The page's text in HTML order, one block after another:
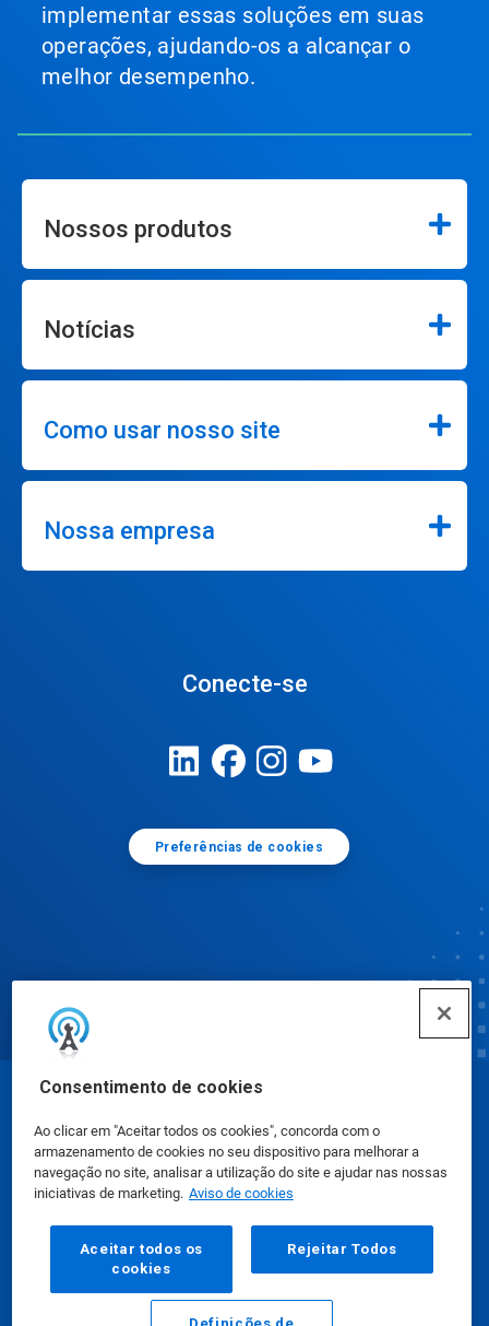
Consentimento de cookies
Ao clicar em "Aceitar todos os cookies", concorda com o
armazenamento de cookies no seu dispositivo para melhorar a
navegação no site, analisar a utilização do site e ajudar nas nossas
iniciativas de marketing. Aviso de cookies
Aceitar todos os
cookies
Rejeitar Todos
implementar essas soluções em suas
operações, ajudando-os a alcançar o
melhor desempenho.
Nossos produtos
Notícias
Como usar nosso site
Nossa empresa
Conecte-se
Preferências de cookies
Fichas de Informação de Segurança de Produtos
Químicos|Política de Privacidade